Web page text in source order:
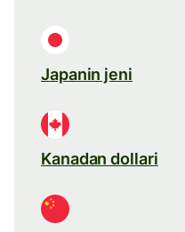
Japanin jeni
Kanadan dollari